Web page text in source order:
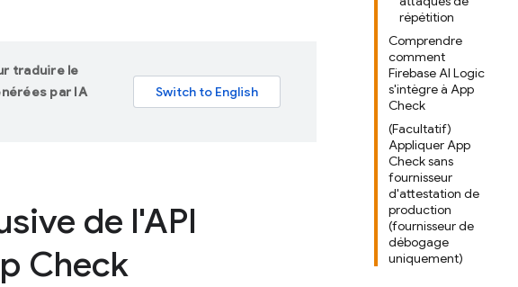
répétition
Comprendre
comment
Firebase AI Logic
s'intègre à App
Check
(Facultatif)
Appliquer App
Check sans
fournisseur
d'attestation de
production
(fournisseur de
débogage
uniquement)
traduire le
par IA
de l'API
Check